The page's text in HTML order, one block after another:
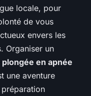
locale, pour
de vous
envers les
Organiser un
plongée en apnée
une aventure